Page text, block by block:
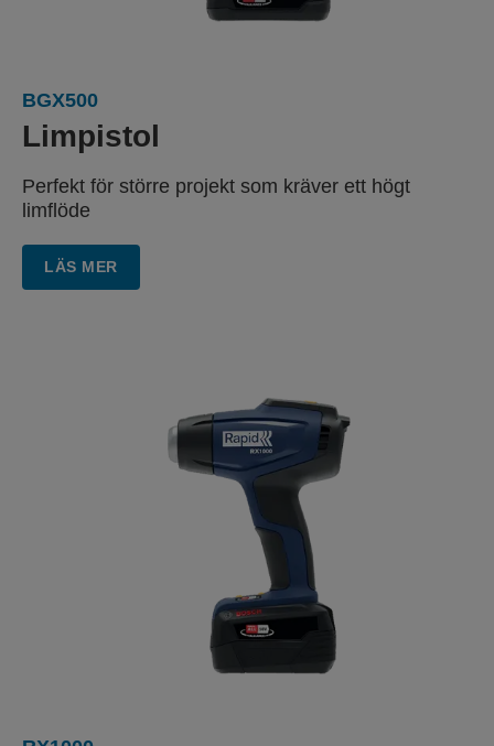
BGX500
Limpistol
Perfekt för större projekt som kräver ett högt
limflöde
LÄS MER